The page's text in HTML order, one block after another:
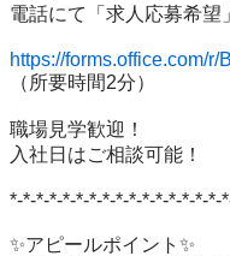
電話にて「求人応募希望
https://forms.office.com/r/
（所要時間2分）
職場見学歓迎！
入社日はご相談可能！
*-*-*-*-*-*-*-*-*-*-*-*-*-*-*-*-
✨アピールポイント✨